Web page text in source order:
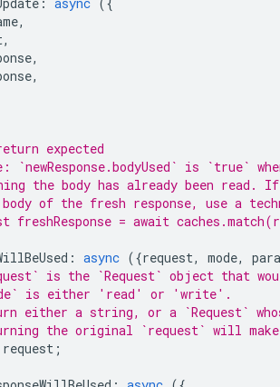
,
,
,
,
expected
`newResponse.bodyUsed` is `true`
the body has already been read.
of the fresh response, use a
freshResponse = await
: async ({request, mode,
is the `Request` object that
is either 'read' or 'write'.
either a string, or a `Request`
the original `request` will
request ;